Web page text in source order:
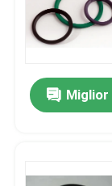
Contattaci
notizie
giunti